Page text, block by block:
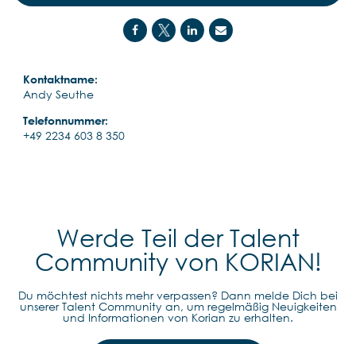
Kontaktname:
Andy Seuthe
Telefonnummer:
+49 2234 603 8 350
Werde Teil der Talent
Community von KORIAN!
Du möchtest nichts mehr verpassen? Dann melde Dich bei
unserer Talent Community an, um regelmäßig Neuigkeiten
und Informationen von Korian zu erhalten.